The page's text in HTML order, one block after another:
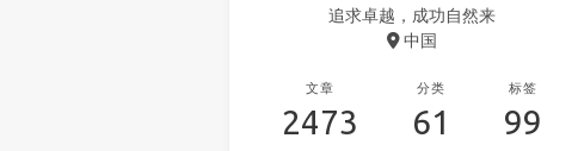
追求卓越，成功自然来
中国
文章
2473
分类
61
标签
99